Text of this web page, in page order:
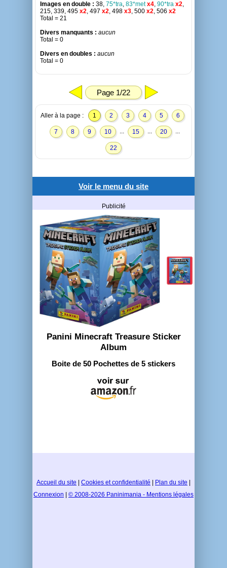
Images en double : 38, 75*tra, 83*metx4, 90*tra x2,
215, 339, 495 x2, 497 x2, 498 x3, 500 x2, 506 x2
Total = 21
Divers manquants : aucun
Total = 0
Divers en doubles : aucun
Total = 0
Page 1/22
Aller à la page : 1 2 3 4 5 6
7 8 9 10 ... 15 ... 20 ...
22
Voir le menu du site
Publicité
Panini Minecraft Treasure Sticker
Album
Boite de 50 Pochettes de 5 stickers
Accueil du site Cookies et confidentialité Plan du site
Connexion
© 2008-2026 Paninimania - Mentions légales